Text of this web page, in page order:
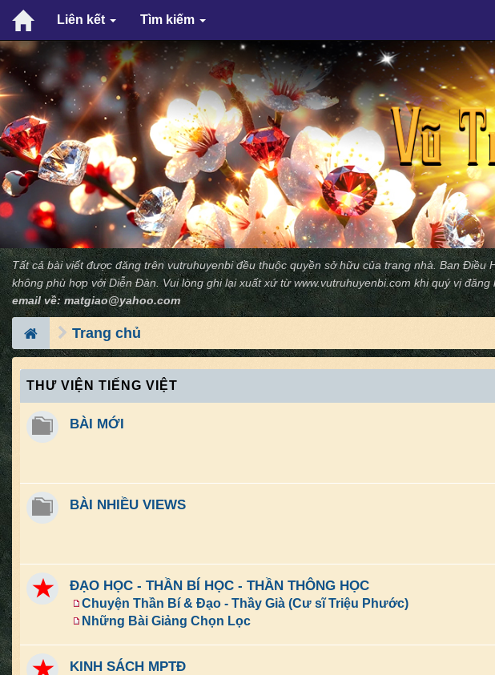
Liên kết Tìm kiếm
Tất cả bài viết được đăng trên vutruhuyenbi đều thuộc quyền sở hữu của trang nhà. Ban
không phù hợp với Diễn Ðàn. Vui lòng ghi lại xuất xứ từwww.vutruhuyenbi.com khi quý vị đăng
email về:matgiao@yahoo.com
Trang chủ
THƯ VIỆN TIẾNG VIỆT
BÀI MỚI
BÀI NHIỀU VIEWS
ĐẠO HỌC - THẦN BÍ HỌC - THẦN THÔNG HỌC
Chuyện Thần Bí & Đạo - Thầy Già (Cư sĩ Triệu Phước)
Những Bài Giảng Chọn Lọc
KINH SÁCH MPTĐ